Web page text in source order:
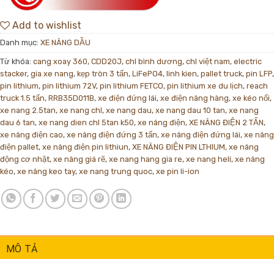
Add to wishlist
Danh mục: XE NÂNG DẦU
Từ khóa: cang xoay 360, CDD20J, chl bình dương, chl việt nam, electric
stacker, gia xe nang, kẹp tròn 3 tấn, LiFePO4, linh kien, pallet truck, pin LFP,
pin lithium, pin lithium 72V, pin lithium FETCO, pin lithium xe du lịch, reach
truck 1.5 tấn, RRB35D011B, xe điện đứng lái, xe điện nâng hàng, xe kéo nối,
xe nang 2.5tan, xe nang chl, xe nang dau, xe nang dau 10 tan, xe nang
dau 6 tan, xe nang dien chl 5tan k50, xe nâng điện, XE NÂNG ĐIỆN 2 TẤN,
xe nâng điện cao, xe nâng điện đứng 3 tấn, xe nâng điện đứng lái, xe nâng
điện pallet, xe nâng điện pin lithiun, XE NÂNG ĐIỆN PIN LTHIUM, xe nâng
động cơ nhật, xe nâng giá rẽ, xe nang hang gia re, xe nang heli, xe nâng
kéo, xe nâng keo tay, xe nang trung quoc, xe pin li-ion
MÔ TẢ